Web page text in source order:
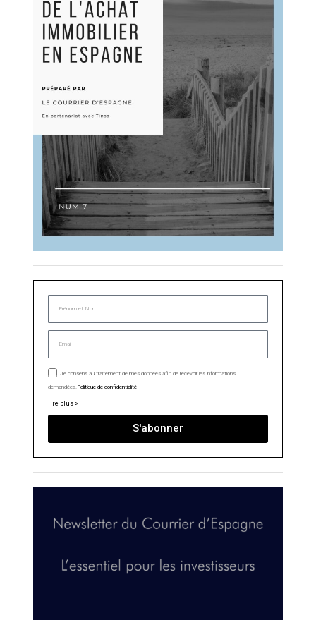
Je consens au traitement de mes données afin de recevoir les informations
demandées. Politique de confidentialité
lire plus >
S'abonner